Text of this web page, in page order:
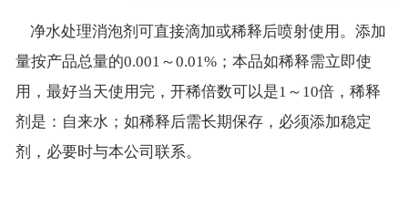
净水处理消泡剂可直接滴加或稀释后喷射使用。添加
量按产品总量的0.001 ～0.01%；本品如稀释需立即使
用，最好当天使用完，开稀倍数可以是1～10倍，稀释
剂是：自来水；如稀释后需长期保存，必须添加稳定
剂，必要时与本公司联系。